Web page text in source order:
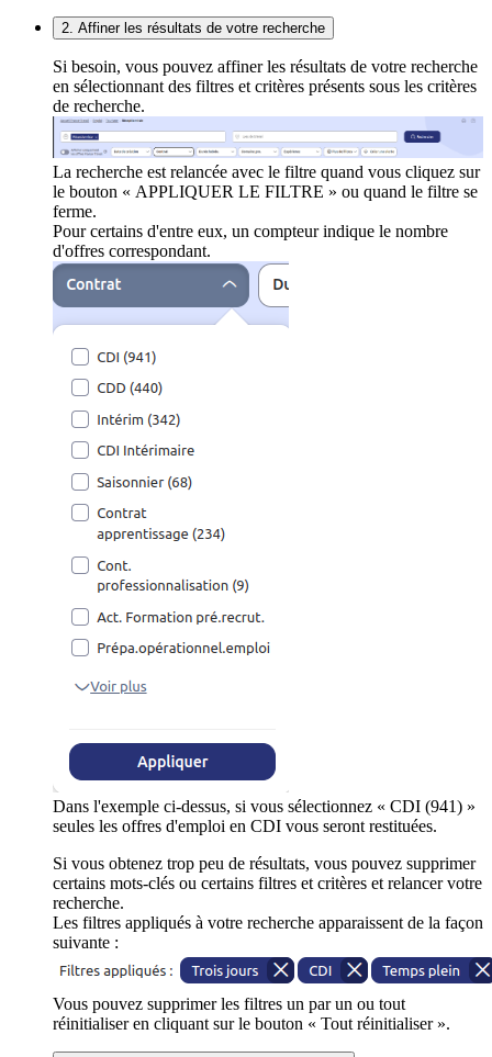
2. Affiner les résultats de votre recherche
Si besoin, vous pouvez affiner les résultats de votre recherche
en sélectionnant des filtres et critères présents sous les critères
de recherche.
La recherche est relancée avec le filtre quand vous cliquez sur
le bouton « APPLIQUER LE FILTRE » ou quand le filtre se
ferme.
Pour certains d'entre eux, un compteur indique le nombre
d'offres correspondant.
Dans l'exemple ci-dessus, si vous sélectionnez « CDI (941) »
seules les offres d'emploi en CDI vous seront restituées.
Si vous obtenez trop peu de résultats, vous pouvez supprimer
certains mots-clés ou certains filtres et critères et relancer votre
recherche.
Les filtres appliqués à votre recherche apparaissent de la façon
suivante :
Vous pouvez supprimer les filtres un par un ou tout
réinitialiser en cliquant sur le bouton « Tout réinitialiser ».